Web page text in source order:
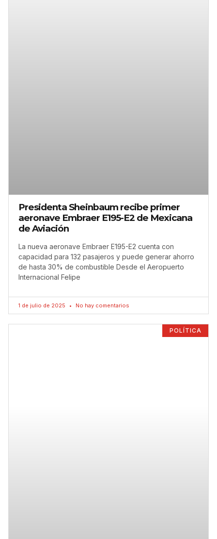
Presidenta Sheinbaum recibe primer
aeronave Embraer E195-E2 de Mexicana
de Aviación
La nueva aeronave Embraer E195-E2 cuenta con
capacidad para 132 pasajeros y puede generar ahorro
de hasta 30% de combustible Desde el Aeropuerto
Internacional Felipe
1 de julio de 2025 No hay comentarios
POLÍTICA